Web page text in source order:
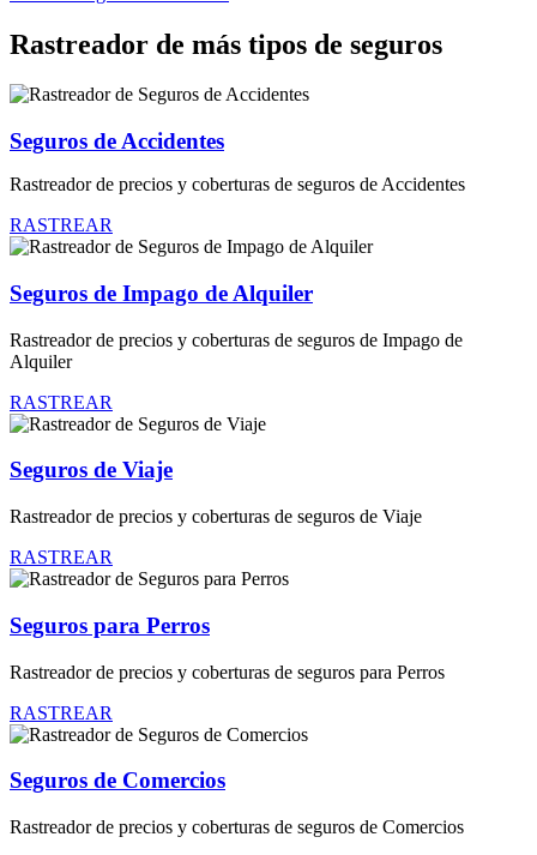
Rastreador de más tipos de seguros
Seguros de Accidentes
Rastreador de precios y coberturas de seguros de Accidentes
RASTREAR
Seguros de Impago de Alquiler
Rastreador de precios y coberturas de seguros de Impago de
Alquiler
RASTREAR
Seguros de Viaje
Rastreador de precios y coberturas de seguros de Viaje
RASTREAR
Seguros para Perros
Rastreador de precios y coberturas de seguros para Perros
RASTREAR
Seguros de Comercios
Rastreador de precios y coberturas de seguros de Comercios